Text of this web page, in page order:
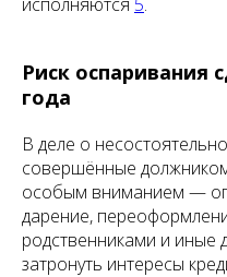
Риск оспаривания
года
В деле о
совершённые
особым вниманием —
дарение,
родственниками и иные
затронуть интересы